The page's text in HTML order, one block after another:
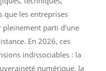
que les entreprises
parti d’une
En 2026, ces
indissociables : la
numérique, la